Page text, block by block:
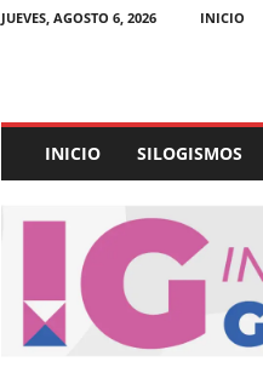
JUEVES, AGOSTO 6, 2026 INICIO
p
e
INICIO SILOGISMOS